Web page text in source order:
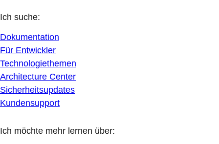
Ich suche:
Dokumentation
Für Entwickler
Technologiethemen
Architecture Center
Sicherheitsupdates
Kundensupport
Ich möchte mehr lernen über: